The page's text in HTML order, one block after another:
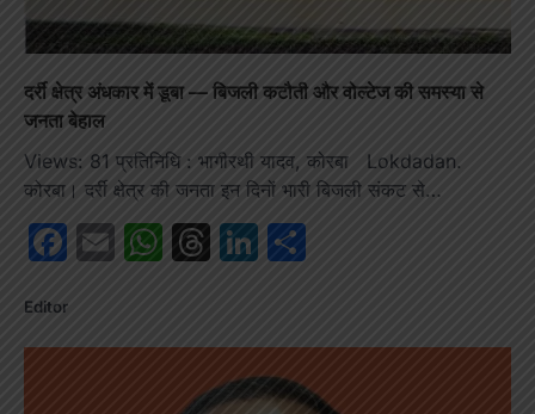
दर्री क्षेत्र अंधकार में डूबा — बिजली कटौती और वोल्टेज की समस्या से
जनता बेहाल
Views: 81 प्रतिनिधि : भागीरथी यादव, कोरबा Lokdadan.
कोरबा। दर्री क्षेत्र की जनता इन दिनों भारी बिजली संकट से…
Facebook
EmailWhatsApp
Threads
LinkedIn
Editor